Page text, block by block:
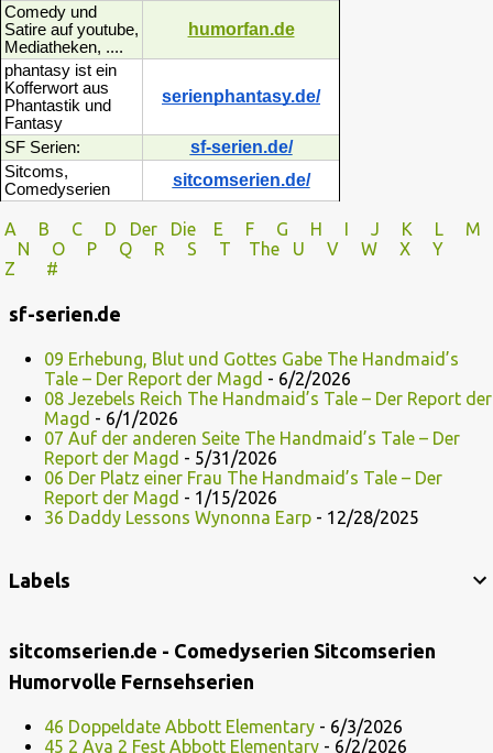
Comedy und
Satire auf youtube,
Mediatheken, ....
humorfan.de
phantasy ist ein
Kofferwort aus
Phantastik und
Fantasy
serienphantasy.de/
SF Serien: sf-serien.de/
Sitcoms,
Comedyserien
sitcomserien.de/
A B C D Der Die E F G H I J K L
M
N
O P Q R S T The U V
W X Y
Z
#
sf-serien.de
09 Erhebung, Blut und Gottes Gabe The Handmaid’s
Tale – Der Report der Magd - 6/2/2026
08 Jezebels Reich The Handmaid’s Tale – Der Report der
Magd - 6/1/2026
07 Auf der anderen Seite The Handmaid’s Tale – Der
Report der Magd - 5/31/2026
06 Der Platz einer Frau The Handmaid’s Tale – Der
Report der Magd - 1/15/2026
36 Daddy Lessons Wynonna Earp - 12/28/2025
Labels
sitcomserien.de - Comedyserien Sitcomserien
Humorvolle Fernsehserien
46 Doppeldate Abbott Elementary - 6/3/2026
45 2 Ava 2 Fest Abbott Elementary - 6/2/2026